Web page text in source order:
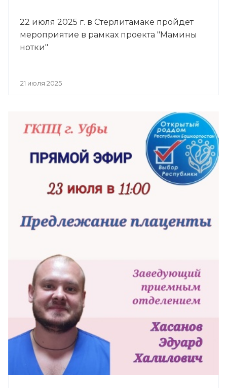
22 июля 2025 г. в Стерлитамаке пройдет
мероприятие в рамках проекта "Мамины
нотки"
21 июля 2025